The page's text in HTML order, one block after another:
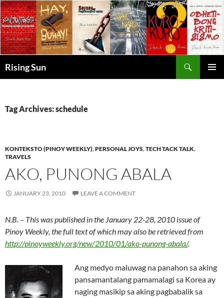
Skip
to
content
Rising Sun
Tag Archives: schedule
KONTEKSTO (PINOY WEEKLY),PERSONAL JOYS,TECH TACK TALK,
TRAVELS
AKO, PUNONG ABALA
JANUARY 23, 2010 LEAVE A COMMENT
N.B. – This was published in the January 22-28, 2010 issue of
Pinoy Weekly, the full text of which may also be retrieved from
http://pinoyweekly.org/new/2010/01/ako-punong-abala/.
Ang medyo maluwag na panahon sa aking
pansamantalang pamamalagi sa Korea ay
naging masikip sa aking pagbabalik sa